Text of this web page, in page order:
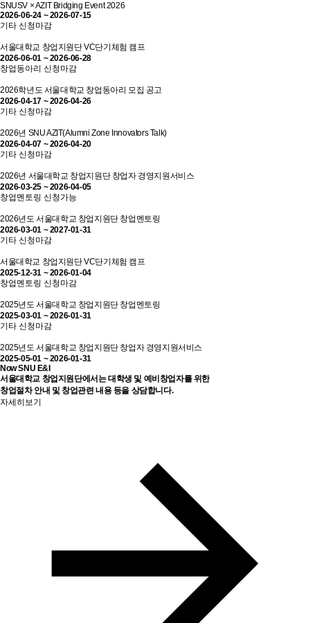
SNUSV × AZIT Bridging Event 2026
2026-06-24 ~ 2026-07-15
기타 신청마감
서울대학교 창업지원단 VC단기체험 캠프
2026-06-01 ~ 2026-06-28
창업동아리 신청마감
2026학년도 서울대학교 창업동아리 모집 공고
2026-04-17 ~ 2026-04-26
기타 신청마감
2026년 SNU AZIT(Alumni Zone Innovators Talk)
2026-04-07 ~ 2026-04-20
기타 신청마감
2026년 서울대학교 창업지원단 창업자 경영지원서비스
2026-03-25 ~ 2026-04-05
창업멘토링 신청가능
2026년도 서울대학교 창업지원단 창업멘토링
2026-03-01 ~ 2027-01-31
기타 신청마감
서울대학교 창업지원단 VC단기체험 캠프
2025-12-31 ~ 2026-01-04
창업멘토링 신청마감
2025년도 서울대학교 창업지원단 창업멘토링
2025-03-01 ~ 2026-01-31
기타 신청마감
2025년도 서울대학교 창업지원단 창업자 경영지원서비스
2025-05-01 ~ 2026-01-31
Now SNU E&I
서울대학교 창업지원단에서는 대학생 및 예비창업자를 위한
창업절차 안내 및 창업관련 내용 등을 상담합니다.
자세히보기